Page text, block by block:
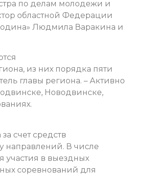
по делам молодежи и
областной Федерации
Людмила Варакина и
из них порядка пяти
главы региона. – Активно
Новодвинске,
счет средств
направлений. В числе
участия в выездных
соревнований для